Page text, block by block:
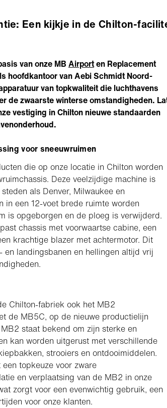
Een kijkje in de Chilton-
van onze MB Airporten Replacement
hoofdkantoor van Aebi Schmidt Noord-
van topkwaliteit die luchthavens
de zwaarste winterse omstandigheden.
vestiging in Chilton nieuwe standaarden
voor sneeuwruimen
die op onze locatie in Chilton worden
Deze veelzijdige machine is
als Denver, Milwaukee en
in een 12-voet brede ruimte worden
is opgeborgen en de ploeg is verwijderd.
chassis met voorwaartse cabine, een
krachtige blazer met achtermotor. Dit
landingsbanen en hellingen altijd vrij
Chilton-fabriek ook het MB2
de MB5C, op de nieuwe productielijn
staat bekend om zijn sterke en
kan worden uitgerust met verschillende
strooiers en ontdooimiddelen.
topkeuze voor zware
en verplaatsing van de MB2 in onze
zorgt voor een evenwichtig gebruik, een
voor onze klanten.